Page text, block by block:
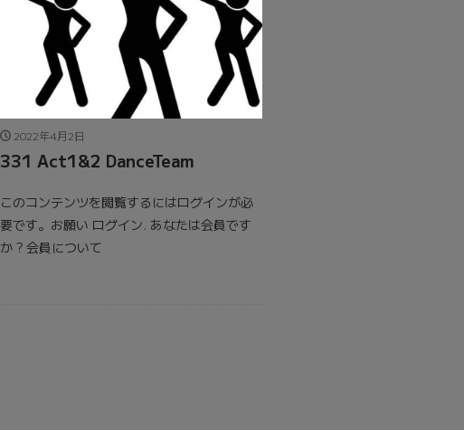
2022年4月2日
331 Act1&2 DanceTeam
このコンテンツを閲覧するにはログインが必
要です。お願い ログイン. あなたは会員です
か ? 会員について